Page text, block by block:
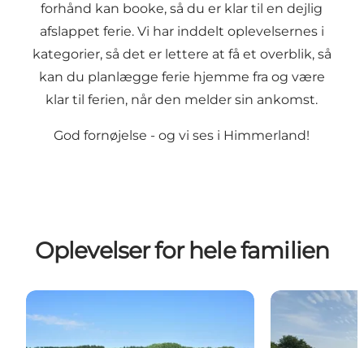
forhånd kan booke, så du er klar til en dejlig
afslappet ferie. Vi har inddelt oplevelsernes i
kategorier, så det er lettere at få et overblik, så
kan du planlægge ferie hjemme fra og være
klar til ferien, når den melder sin ankomst.
God fornøjelse - og vi ses i Himmerland!
Oplevelser for hele familien
Tag på tur med Mariager-Handest Verdenskortet